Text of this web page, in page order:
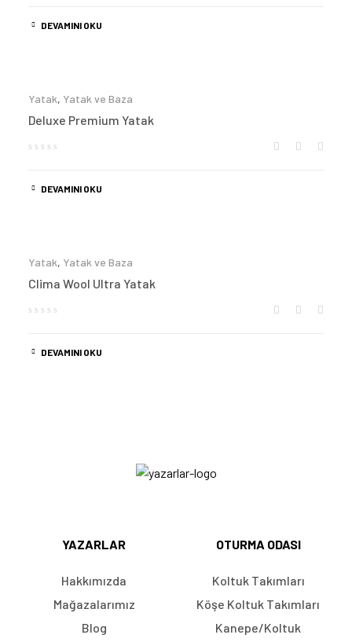
DEVAMINI OKU
Yatak, Yatak ve Baza
Deluxe Premium Yatak
DEVAMINI OKU
Yatak, Yatak ve Baza
Clima Wool Ultra Yatak
DEVAMINI OKU
YAZARLAR
Hakkımızda
Mağazalarımız
Blog
OTURMA ODASI
Koltuk Takımları
Köşe Koltuk Takımları
Kanepe/Koltuk